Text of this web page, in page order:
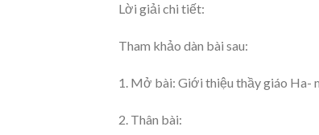
Lời giải chi tiết:
Tham khảo dàn bài sau:
1. Mở bài: Giới thiệu thầy giáo Ha-
2. Thân bài: